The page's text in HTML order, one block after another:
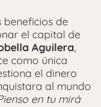
beneficios de
el capital de
Aguilera,
como única
el dinero
al mundo
en tu mirá